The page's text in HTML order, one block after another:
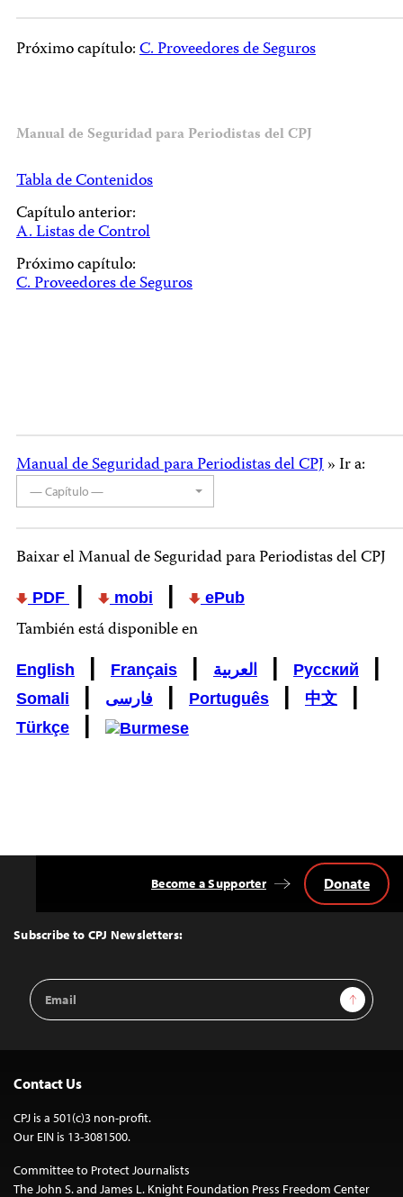
Próximo capítulo:C. Proveedores de Seguros
Manual de Seguridad para Periodistas del CPJ
Tabla de Contenidos
Capítulo anterior:
A. Listas de Control
Próximo capítulo:
C. Proveedores de Seguros
Manual de Seguridad para Periodistas del CPJ» Ir a:
— Capítulo —
Baixar el Manual de Seguridad para Periodistas del CPJ
PDF mobi ePub
También está disponible en
English Français العربية Русский
Somali فارسی Português 中文
Türkçe
Top
Subscribe to CPJ Newsletters:
Email
Address
Sign Up
Become a Supporter Donate
Contact Us
CPJ is a 501(c)3 non-profit.
Our EIN is 13-3081500.
Committee to Protect Journalists
The John S. and James L. Knight Foundation Press Freedom Center